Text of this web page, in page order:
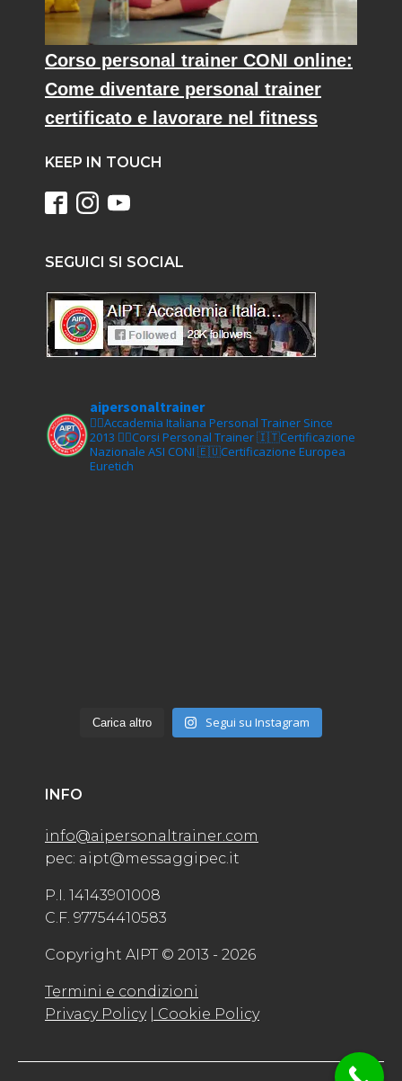
Corso personal trainer CONI online:
Come diventare personal trainer
certificato e lavorare nel fitness
KEEP IN TOUCH
SEGUICI SI SOCIAL
aipersonaltrainer
🏋‍♀️Accademia Italiana Personal Trainer Since
2013 🏋‍♂️Corsi Personal Trainer🇮🇹Certificazione
Nazionale ASI CONI 🇪🇺Certificazione Europea
Euretich
Carica altro Segui su Instagram
INFO
info@aipersonaltrainer.com
pec: aipt@messaggipec.it
P.I. 14143901008
C.F. 97754410583
Copyright AIPT © 2013 - 2026
Termini e condizioni
Privacy Policy
| Cookie Policy